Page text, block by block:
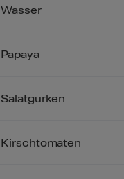
Wasser
Papaya
Salatgurken
Kirschtomaten